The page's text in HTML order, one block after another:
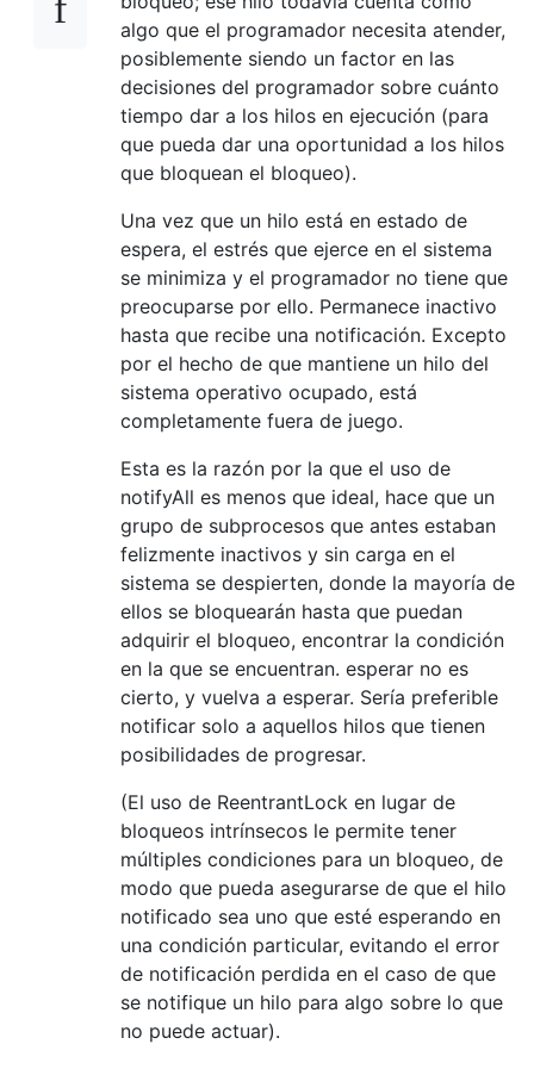
algo que el programador necesita atender,
posiblemente siendo un factor en las
decisiones del programador sobre cuánto
tiempo dar a los hilos en ejecución (para
que pueda dar una oportunidad a los hilos
que bloquean el bloqueo).
Una vez que un hilo está en estado de
espera, el estrés que ejerce en el sistema
se minimiza y el programador no tiene que
preocuparse por ello. Permanece inactivo
hasta que recibe una notificación. Excepto
por el hecho de que mantiene un hilo del
sistema operativo ocupado, está
completamente fuera de juego.
Esta es la razón por la que el uso de
notifyAll es menos que ideal, hace que un
grupo de subprocesos que antes estaban
felizmente inactivos y sin carga en el
sistema se despierten, donde la mayoría de
ellos se bloquearán hasta que puedan
adquirir el bloqueo, encontrar la condición
en la que se encuentran. esperar no es
cierto, y vuelva a esperar. Sería preferible
notificar solo a aquellos hilos que tienen
posibilidades de progresar.
(El uso de ReentrantLock en lugar de
bloqueos intrínsecos le permite tener
múltiples condiciones para un bloqueo, de
modo que pueda asegurarse de que el hilo
notificado sea uno que esté esperando en
una condición particular, evitando el error
de notificación perdida en el caso de que
se notifique un hilo para algo sobre lo que
no puede actuar).